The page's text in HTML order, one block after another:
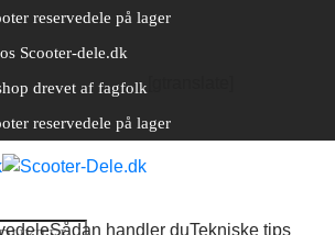
reservedele på lager
Scooter-dele.dk
drevet af fagfolk
reservedele på lager
Sådan handler duTekniske tips